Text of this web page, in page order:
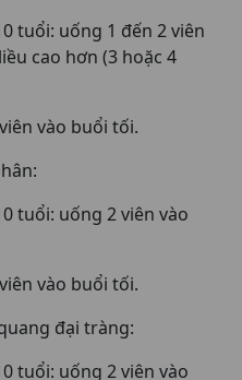
tuổi: uống 1 đến 2 viên
cao hơn (3 hoặc 4
vào buổi tối.
tuổi: uống 2 viên vào
vào buổi tối.
đại tràng:
tuổi: uống 2 viên vào